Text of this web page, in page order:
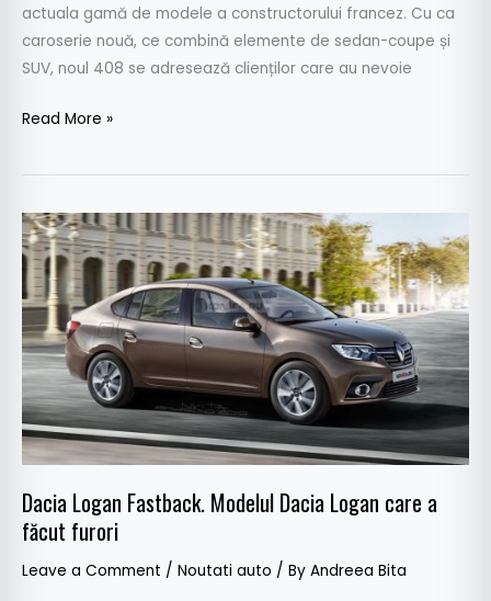
actuala gamă de modele a constructorului francez. Cu ca
caroserie nouă, ce combină elemente de sedan-coupe și
SUV, noul 408 se adresează clienților care au nevoie
Read More »
Dacia Logan Fastback. Modelul Dacia Logan care a
făcut furori
Leave a Comment / Noutati auto / By Andreea Bita
Dacia
Logan
Fastback.
Modelul
Dacia
Logan
care
a
făcut
furori